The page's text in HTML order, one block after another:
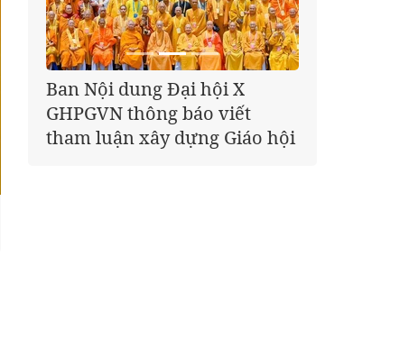
Giáo hội kêu gọi Tăng Ni,
Phật tử cả nước thể hiện tấm
lòng tri ân trọn vẹn nghĩa